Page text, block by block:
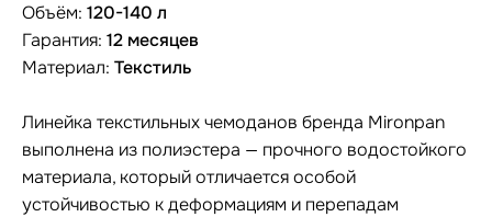
Объём: 120-140 л
Гарантия: 12 месяцев
Материал: Текстиль
Линейка текстильных чемоданов бренда Mironpan
выполнена из полиэстера — прочного водостойкого
материала, который отличается особой
устойчивостью к деформациям и перепадам
Другие размеры